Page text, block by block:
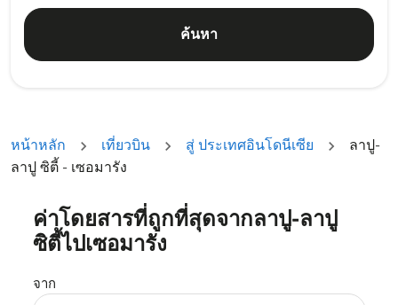
ค้นหา
หน้าหลัก เที่ยวบิน สู่ ประเทศอินโดนีเซีย
ลาปู-
ลาปู ซิตี้ - เซอมารัง
ค่าโดยสารที่ถูกที่สุดจากลาปู-ลาปู
ซิตี้ไปเซอมารัง
จาก
ลองอัปเดตเส้นทางของคุณ (ต้นทางและ/หรือปลายทาง) หรื